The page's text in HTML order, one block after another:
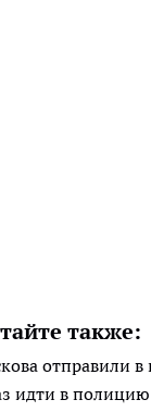
также:
отправили
идти в полицию